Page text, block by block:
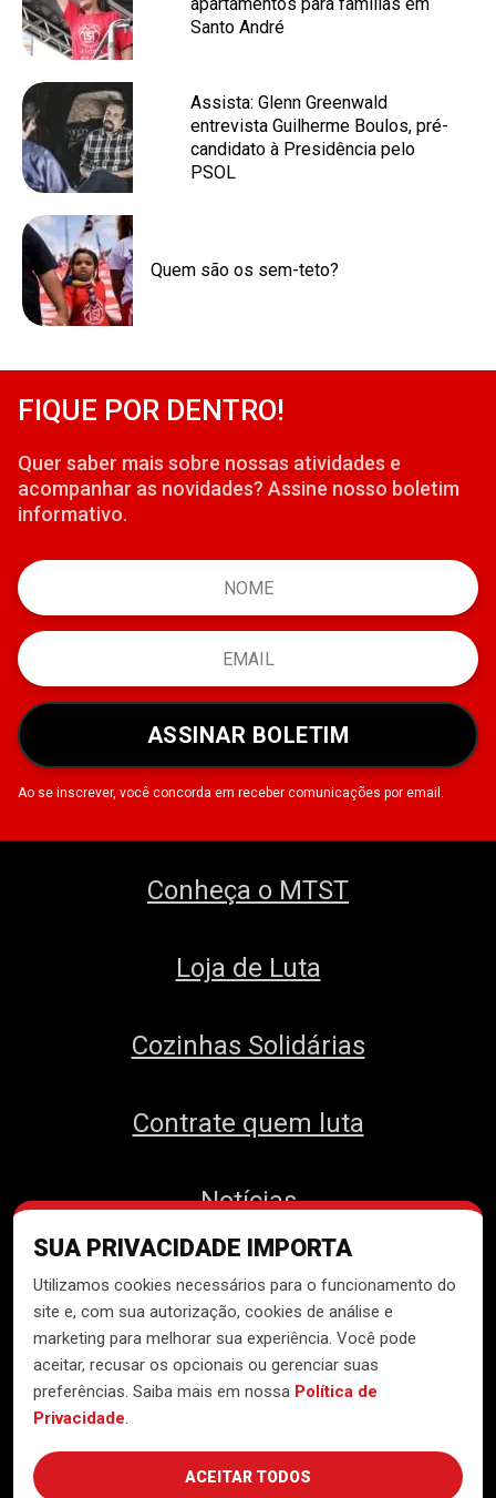
Santo André
Assista: Glenn Greenwald
entrevista Guilherme Boulos, pré-
candidato à Presidência pelo
PSOL
Quem são os sem-teto?
SUA PRIVACIDADE IMPORTA
Utilizamos cookies necessários para o funcionamento do
site e, com sua autorização, cookies de análise e
marketing para melhorar sua experiência. Você pode
aceitar, recusar os opcionais ou gerenciar suas
preferências. Saiba mais em nossa Política de
Privacidade.
ACEITAR TODOS
FIQUE POR DENTRO!
Quer saber mais sobre nossas atividades e
acompanhar as novidades? Assine nosso boletim
informativo.
ASSINAR BOLETIM
Ao se inscrever, você concorda em receber comunicações por email.
Conheça o MTST
Loja de Luta
Cozinhas Solidárias
Contrate quem luta
Notícias
Contato
Desenvolvido peloNúcleo de
Tecnologia do MTST